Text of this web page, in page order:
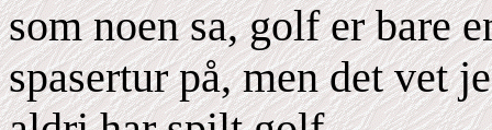
som noen sa, golf er bare
spasertur på, men det vet